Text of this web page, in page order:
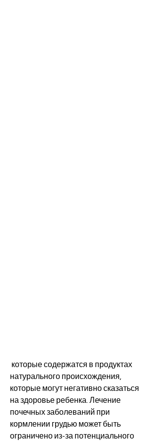
натурального происхождения,
которые могут негативно сказаться
на здоровье ребенка. Лечение
почечных заболеваний при
кормлении грудью может быть
ограничено из-за потенциального